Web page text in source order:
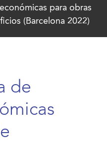
para obras
(Barcelona 2022)
de